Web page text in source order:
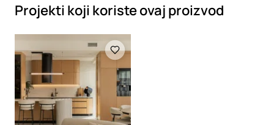
Projekti koji koriste ovaj proizvod